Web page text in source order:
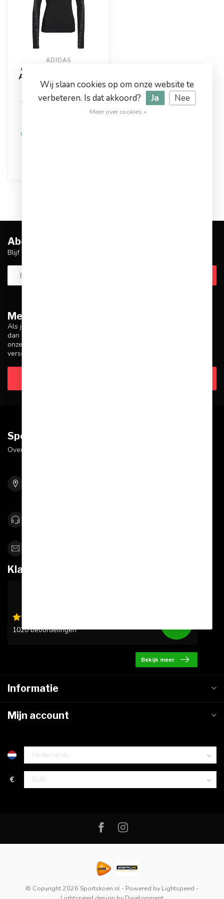
ADIDAS
Adidas Long Sleeve
Aeroready Sporttop
Dames
Artikelnummer: GS1347
Op werkdagen voor 17.00
Meer informatie
Als je vragen hebt over onze producten of je aankoop, zorg er
dan voor dat je onze klantenservicepagina bezoekt. Hier vind je
onze bedrijfsgegevens, antwoorden op veelgestelde vragen en
verschillende manieren om contact met ons op te nemen.
Abonneer je op onze nieuwsbrief
Blijf op de hoogte over onze laatste acties
Sportskoen.nl
Over Sportskoen
Klantbeoordelingen
1020 beoordelingen
Bekijk meer
Informatie
Mijn account
€
© Copyright 2026 Sportskoen.nl - Powered by Lightspeed -
Wij slaan cookies op om onze website te
verbeteren. Is dat akkoord?
Ja Nee
Meer over cookies »